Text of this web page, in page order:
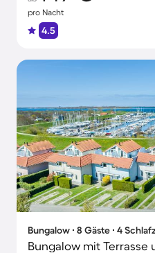
pro Nacht
4.5
Bungalow ∙ 8 Gäste ∙ 4
Bungalow mit Terrasse